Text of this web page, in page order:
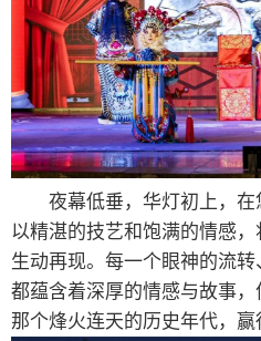
夜幕低垂，华灯初上，在
以精湛的技艺和饱满的情感
生动再现。每一个眼神的流转
都蕴含着深厚的情感与故事
那个烽火连天的历史年代，赢